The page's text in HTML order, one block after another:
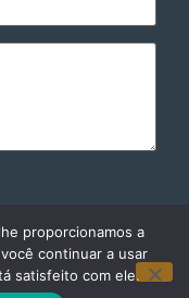
proporcionamos a
continuar a usar
satisfeito com ele.